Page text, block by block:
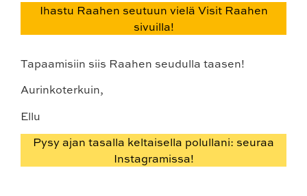
Ihastu Raahen seutuun vielä Visit Raahen
sivuilla!
Tapaamisiin siis Raahen seudulla taasen!
Aurinkoterkuin,
Ellu
Pysy ajan tasalla keltaisella polullani: seuraa
Instagramissa!